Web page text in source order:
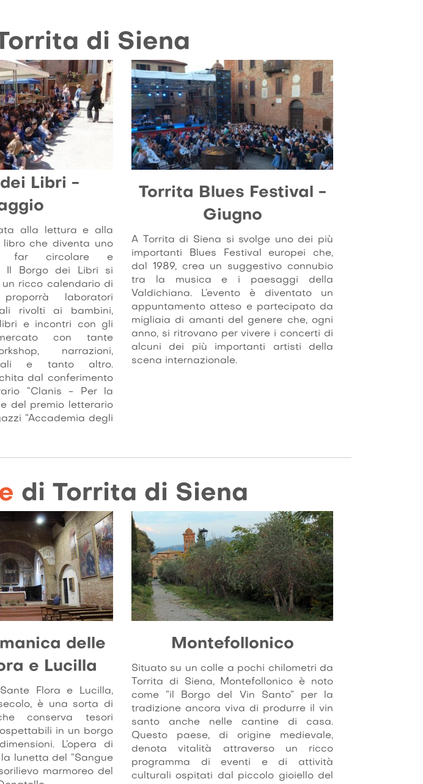
di Siena
Libri -
alla lettura e alla
che diventa uno
far circolare e
Il Borgo dei Libri si
ricco calendario di
laboratori
rivolti ai bambini,
e incontri con gli
con tante
narrazioni,
e tanto altro.
dal conferimento
“Clanis - Per la
del premio letterario
“Accademia degli
Torrita Blues Festival -
Giugno
A Torrita di Siena si svolge uno dei più
importanti Blues Festival europei che,
dal 1989, crea un suggestivo connubio
tra la musica e i paesaggi della
Valdichiana. L’evento è diventato un
appuntamento atteso e partecipato da
migliaia di amanti del genere che, ogni
anno, si ritrovano per vivere i concerti di
alcuni dei più importanti artisti della
scena internazionale.
di Torrita di Siena
delle
e Lucilla
Flora e Lucilla,
è una sorta di
conserva tesori
in un borgo
L’opera di
lunetta del “Sangue
marmoreo del
Montefollonico
Situato su un colle a pochi chilometri da
Torrita di Siena, Montefollonico è noto
come “il Borgo del Vin Santo” per la
tradizione ancora viva di produrre il vin
santo anche nelle cantine di casa.
Questo paese, di origine medievale,
denota vitalità attraverso un ricco
programma di eventi e di attività
culturali ospitati dal piccolo gioiello del